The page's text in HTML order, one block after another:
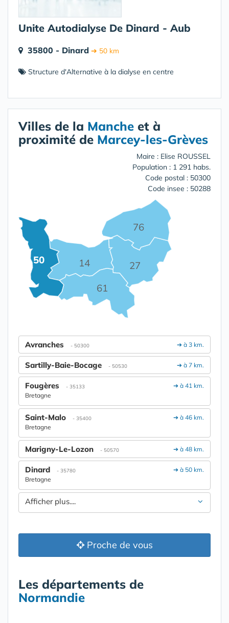
Unite Autodialyse De Dinard - Aub
35800 - Dinard ➔ 50 km
Structure d'Alternative à la dialyse en centre
Villes de la Manche et à
proximité de Marcey-les-Grèves
Maire : Elise ROUSSEL
Population : 1 291 habs.
Code postal : 50300
Code insee : 50288
14 27
50
61
76
➔ à 3 km.
Avranches - 50300
➔ à 7 km.
Sartilly-Baie-Bocage - 50530
➔ à 41 km.
Fougères - 35133
Bretagne
➔ à 46 km.
Saint-Malo - 35400
Bretagne
➔ à 48 km.
Marigny-Le-Lozon - 50570
➔ à 50 km.
Dinard - 35780
Bretagne
Afficher plus....
Proche de vous
Les départements de
Normandie